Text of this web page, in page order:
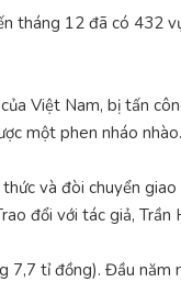
tháng 12 đã có 432
Việt Nam, bị tấn
một phen nháo
và đòi chuyển
đổi với tác giả, Trần
tỉ đồng). Đầu năm